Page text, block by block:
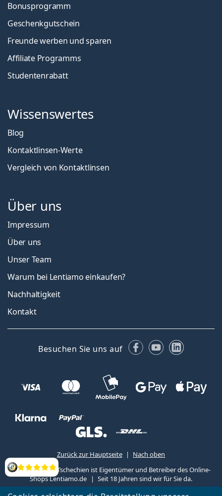
Bewertung
Bonusprogramm
Geschenkgutschein
Freunde werben und sparen
Affiliate Programms
Studentenrabatt
Wissenswertes
Blog
Kontaktlinsen-Werte
Vergleich von Kontaktlinsen
Über uns
Impressum
Über uns
Unser Team
Warum bei Lentiamo einkaufen?
Nachhaltigkeit
Kontakt
Besuchen Sie uns auf Facebook
YouTubeLinkedIn
Zurück zur Hauptseite
Nach oben
Lentiamo s.r.o., Tschechien ist Eigentümer und Betreiber des Online-
Shops Lentiamo.de
Seit 18 Jahren sind wir für Sie da.